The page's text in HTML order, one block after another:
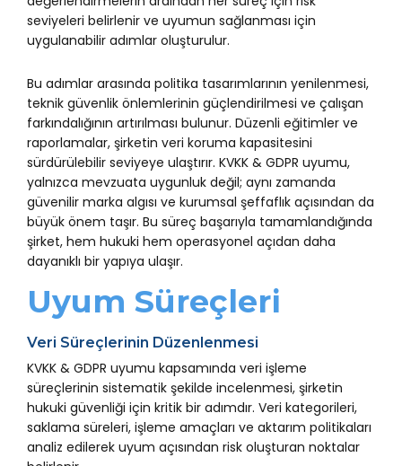
seviyeleri belirlenir ve uyumun sağlanması için
uygulanabilir adımlar oluşturulur.
Bu adımlar arasında politika tasarımlarının yenilenmesi,
teknik güvenlik önlemlerinin güçlendirilmesi ve çalışan
farkındalığının artırılması bulunur. Düzenli eğitimler ve
raporlamalar, şirketin veri koruma kapasitesini
sürdürülebilir seviyeye ulaştırır. KVKK & GDPR uyumu,
yalnızca mevzuata uygunluk değil; aynı zamanda
güvenilir marka algısı ve kurumsal şeffaflık açısından da
büyük önem taşır. Bu süreç başarıyla tamamlandığında
şirket, hem hukuki hem operasyonel açıdan daha
dayanıklı bir yapıya ulaşır.
Uyum Süreçleri
Veri Süreçlerinin Düzenlenmesi
KVKK & GDPR uyumu kapsamında veri işleme
süreçlerinin sistematik şekilde incelenmesi, şirketin
hukuki güvenliği için kritik bir adımdır. Veri kategorileri,
saklama süreleri, işleme amaçları ve aktarım politikaları
analiz edilerek uyum açısından risk oluşturan noktalar